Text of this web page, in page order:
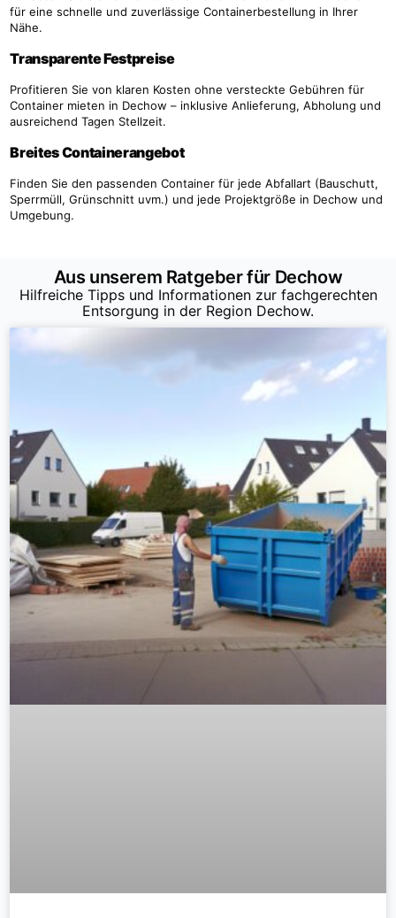
für eine schnelle und zuverlässige Containerbestellung in Ihrer
Nähe.
Transparente Festpreise
Profitieren Sie von klaren Kosten ohne versteckte Gebühren für
Container mieten in Dechow – inklusive Anlieferung, Abholung und
ausreichend Tagen Stellzeit.
Breites Containerangebot
Finden Sie den passenden Container für jede Abfallart (Bauschutt,
Sperrmüll, Grünschnitt uvm.) und jede Projektgröße in Dechow und
Umgebung.
Aus unserem Ratgeber für Dechow
Hilfreiche Tipps und Informationen zur fachgerechten
Entsorgung in der Region Dechow.